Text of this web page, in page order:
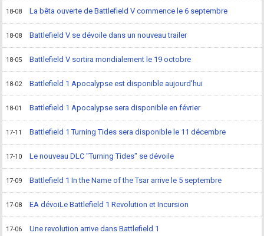
18-08 La bêta ouverte de Battlefield V commence le 6 septembre
18-08 Battlefield V se dévoile dans un nouveau trailer
18-05 Battlefield V sortira mondialement le 19 octobre
18-02 Battlefield 1 Apocalypse est disponible aujourd'hui
18-01 Battlefield 1 Apocalypse sera disponible en février
17-11 Battlefield 1 Turning Tides sera disponible le 11 décembre
17-10 Le nouveau DLC "Turning Tides" se dévoile
17-09 Battlefield 1 In the Name of the Tsar arrive le 5 septembre
17-08 EA dévoiLe Battlefield 1 Revolution et Incursion
17-06 Une revolution arrive dans Battlefield 1